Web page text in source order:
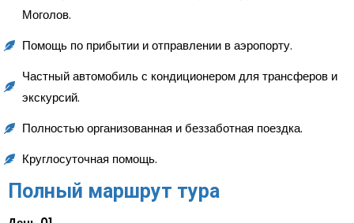
Моголов.
Помощь по прибытии и отправлении в аэропорту.
Частный автомобиль с кондиционером для трансферов и
экскурсий.
Полностью организованная и беззаботная поездка.
Круглосуточная помощь.
Полный маршрут тура